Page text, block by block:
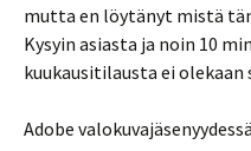
mutta en löytänyt mistä
Kysyin asiasta ja noin 10
kuukausitilausta ei olekaan
Adobe